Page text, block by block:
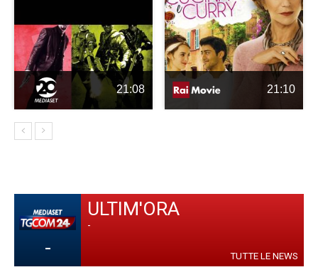
21:08 21:10
-
ULTIM'ORA
-
TUTTE LE NEWS